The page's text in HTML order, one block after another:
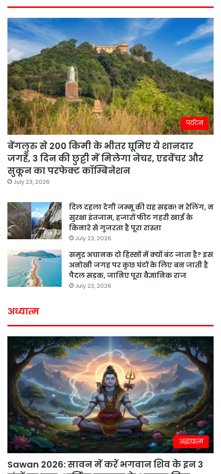
पर्यटन
बेंगलुरु से 200 किमी के भीतर घूमिए ये शानदार
जगहें, 3 दिन की छुट्टी में मिलेगा नेचर, एडवेंचर और
सुकून का परफेक्ट कॉम्बिनेशन
July 23, 2026
दिल दहला देगी जम्मू की यह सड़क! न रेलिंग, न
सुरक्षा इंतजाम, हजारों फीट गहरी खाई के
किनारे से गुजरता है पूरा रास्ता
July 23, 2026
समुद्र अचानक दो हिस्सों में क्यों बंट जाता है? इस
अनोखी जगह पर कुछ घंटों के लिए बन जाती है
पैदल सड़क, जानिए पूरा वैज्ञानिक राज
July 23, 2026
अध्यात्म
अद्धयात्म
Sawan 2026: सावन में करें भगवान शिव के इन 3